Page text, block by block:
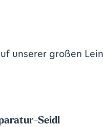
unserer großen
Seidl